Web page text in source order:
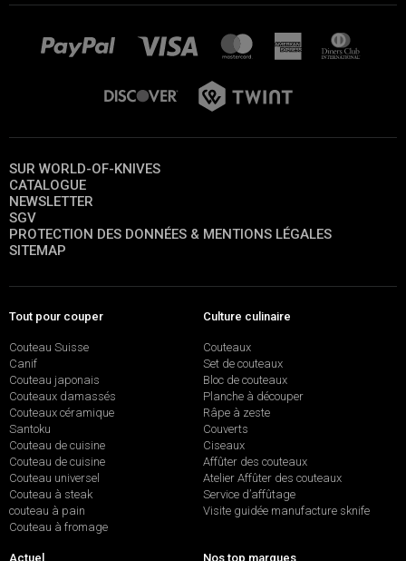
SUR WORLD-OF-KNIVES
CATALOGUE
NEWSLETTER
SGV
PROTECTION DES DONNÉES & MENTIONS LÉGALES
SITEMAP
Tout pour couper
Couteau Suisse
Canif
Couteau japonais
Couteaux damassés
Couteaux céramique
Santoku
Couteau de cuisine
Couteau de cuisine
Couteau universel
Couteau à steak
couteau à pain
Couteau à fromage
Culture culinaire
Couteaux
Set de couteaux
Bloc de couteaux
Planche à découper
Râpe à zeste
Couverts
Ciseaux
Affûter des couteaux
Atelier Affûter des couteaux
Service d’affûtage
Visite guidée manufacture sknife
Actuel Nos top marques